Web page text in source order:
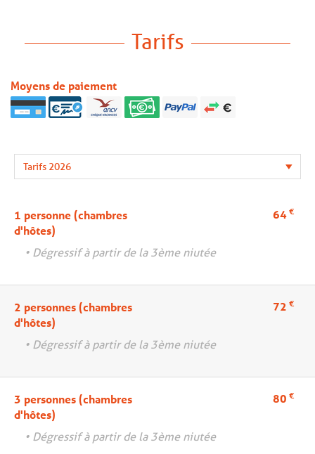
Tarifs
Moyens de paiement
1 personne (chambres
d'hôtes)
64€
• Dégressif à partir de la 3ème niutée
2 personnes (chambres
d'hôtes)
72 €
• Dégressif à partir de la 3ème niutée
3 personnes (chambres
d'hôtes)
80 €
• Dégressif à partir de la 3ème niutée